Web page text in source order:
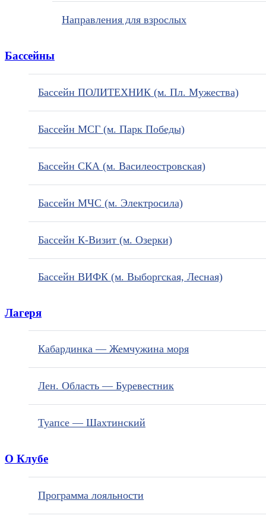
Направления для взрослых
Бассейны
Бассейн ПОЛИТЕХНИК (м. Пл. Мужества)
Бассейн МСГ (м. Парк Победы)
Бассейн СКА (м. Василеостровская)
Бассейн МЧС (м. Электросила)
Бассейн К-Визит (м. Озерки)
Бассейн ВИФК (м. Выборгская, Лесная)
Лагеря
Кабардинка — Жемчужина моря
Лен. Область — Буревестник
Туапсе — Шахтинский
О Клубе
Программа лояльности